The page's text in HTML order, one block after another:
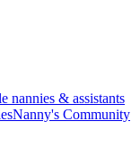
nannies & assistants
Nanny's Community